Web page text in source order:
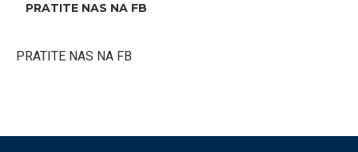
PRATITE NAS NA FB
PRATITE NAS NA FB